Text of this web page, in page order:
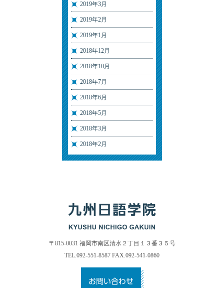
2019年3月
2019年2月
2019年1月
2018年12月
2018年10月
2018年7月
2018年6月
2018年5月
2018年3月
2018年2月
〒815-0031 福岡市南区清水２丁目１３番３５号
TEL.092-551-8587 FAX.092-541-0860